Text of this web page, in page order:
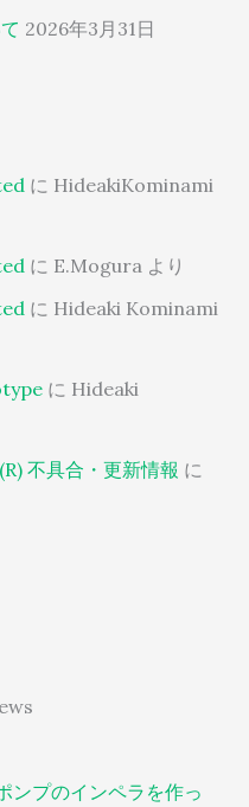
2026年3月31日
に HideakiKominami
に E.Moguraより
に Hideaki Kominami
に Hideaki
不具合・更新情報 に
プのインペラを作っ